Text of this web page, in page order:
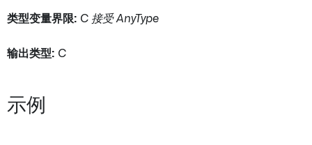
类型变量界限: C 接受 AnyType
输出类型: C
示例